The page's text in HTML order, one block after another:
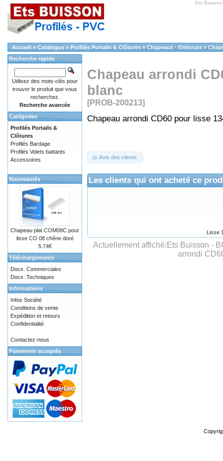
Ets
Accueil » Catalogue » Profilés Portails & Clôtures » Chapeaux - Embouts »
Chapeau arrondi
blanc
[PROB-200213]
Chapeau arrondi CD60 pour lisse
Avis des clients
Les clients qui ont acheté ce
Lisse
Actuellement affiché: Ets Buisson -
arrondi
Recherche rapide
Utilisez des mots-clés pour
trouver le produit que vous
recherchez.
Recherche avancée
Catégories
Profilés Portails &
Clôtures
Profilés Bardage
Profilés Volets battants
Accessoires
Nouveautés
Chapeau plat COM08C pour
lisse CO 08 chêne doré
5.74€
Téléchargements
Docs. Commerciales
Docs. Techniques
Informations
Infos Société
Conditions de vente
Expédition et retours
Confidentialité
Contactez-nous
Paiements acceptés